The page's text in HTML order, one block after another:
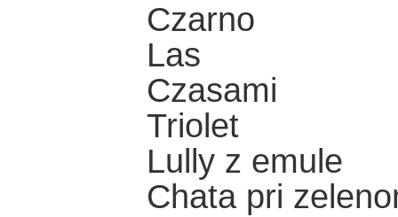
Czarno
Las
Czasami
Triolet
Lully z emule
Chata pri